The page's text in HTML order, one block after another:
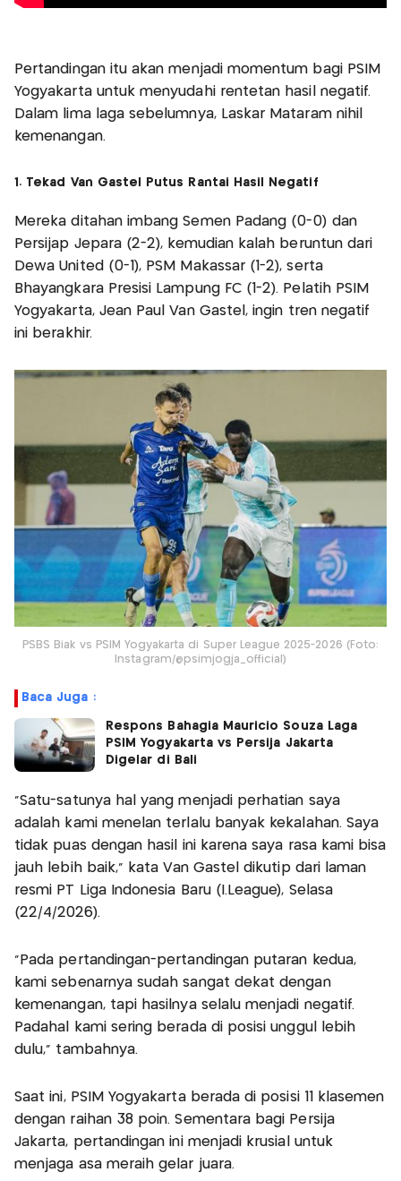
Pertandingan itu akan menjadi momentum bagi PSIM
Yogyakarta untuk menyudahi rentetan hasil negatif.
Dalam lima laga sebelumnya, Laskar Mataram nihil
kemenangan.
1. Tekad Van Gastel Putus Rantai Hasil Negatif
Mereka ditahan imbang Semen Padang (0-0) dan
Persijap Jepara (2-2), kemudian kalah beruntun dari
Dewa United (0-1), PSM Makassar (1-2), serta
Bhayangkara Presisi Lampung FC (1-2). Pelatih PSIM
Yogyakarta, Jean Paul Van Gastel, ingin tren negatif
ini berakhir.
PSBS Biak vs PSIM Yogyakarta di Super League 2025-2026 (Foto:
Instagram/@psimjogja_official)
Baca Juga :
Respons Bahagia Mauricio Souza Laga
PSIM Yogyakarta vs Persija Jakarta
Digelar di Bali
"Satu-satunya hal yang menjadi perhatian saya
adalah kami menelan terlalu banyak kekalahan. Saya
tidak puas dengan hasil ini karena saya rasa kami bisa
jauh lebih baik,” kata Van Gastel dikutip dari laman
resmi PT Liga Indonesia Baru (I.League), Selasa
(22/4/2026).
"Pada pertandingan-pertandingan putaran kedua,
kami sebenarnya sudah sangat dekat dengan
kemenangan, tapi hasilnya selalu menjadi negatif.
Padahal kami sering berada di posisi unggul lebih
dulu," tambahnya.
Saat ini, PSIM Yogyakarta berada di posisi 11 klasemen
dengan raihan 38 poin. Sementara bagi Persija
Jakarta, pertandingan ini menjadi krusial untuk
menjaga asa meraih gelar juara.